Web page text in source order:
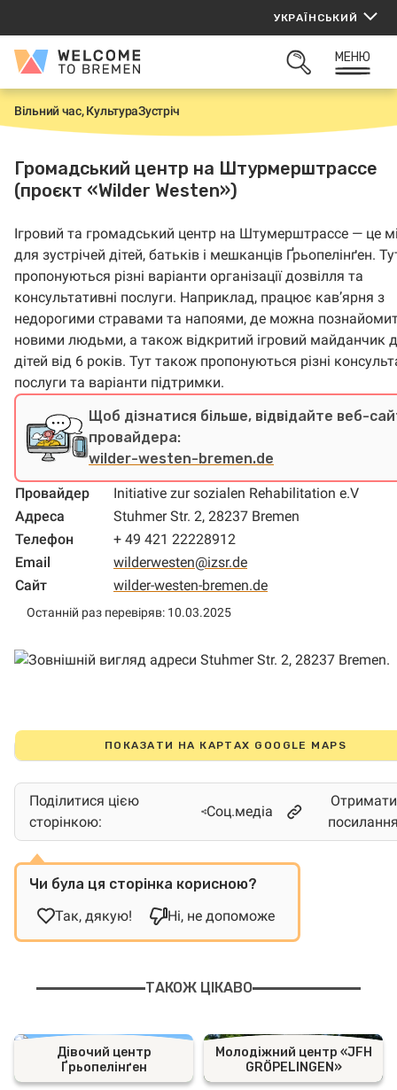
вмісту
УКРАЇНСЬКИЙ
Welcome
Bremen
ВІДКРИТИ
МЕНЮ
H
o
e
Вільний час, КультураЗустріч
Громадський центр на Штурмерштрассе
(проєкт «Wilder Westen»)
Ігровий та громадський центр на Штумерштрассе — це
для зустрічей дітей, батьків і мешканців Ґрьопелінґен.
пропонуються різні варіанти організації дозвілля та
консультативні послуги. Наприклад, працює кав’ярня з
недорогими стравами та напоями, де можна
новими людьми, а також відкритий ігровий майданчик
дітей від 6 років. Тут також пропонуються різні
послуги та варіанти підтримки.
Щоб дізнатися більше, відвідайте веб-
провайдера:
wilder-westen-bremen.de
Провайдер
Initiative zur sozialen Rehabilitation e.V
Адреса
Stuhmer Str. 2, 28237 Bremen
Телефон
+ 49 421 22228912
Email
wilderwesten@izsr.de
Сайт
wilder-westen-bremen.de
Останній раз перевіряв: 10.03.2025
ПОКАЗАТИ НА КАРТАХ GOOGLE MAPS
Поділитися цією
сторінкою:
Соц.медіа
Отримати
Чи була ця сторінка корисною?
Так, дякую!
Ні, не допоможе
ТАКОЖ ЦІКАВО
Дівочий центр
Ґрьопелінґен
Молодіжний центр «JFH
GRÖPELINGEN»